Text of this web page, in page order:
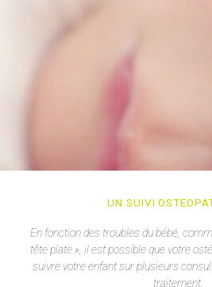
UN SUIVI
En fonction des troubles du bébé,
tête plate », il est possible que votre
suivre votre enfant sur plusieurs
traitement.